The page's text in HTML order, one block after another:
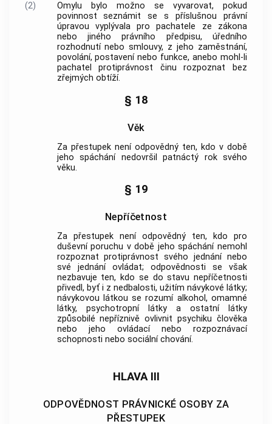
(2)
Omylu bylo možno se vyvarovat, pokud
povinnost seznámit se s příslušnou právní
úpravou vyplývala pro pachatele ze zákona
nebo jiného právního předpisu, úředního
rozhodnutí nebo smlouvy, z jeho zaměstnání,
povolání, postavení nebo funkce, anebo mohl-li
pachatel protiprávnost činu rozpoznat bez
zřejmých obtíží.
§ 18
Věk
Za přestupek není odpovědný ten, kdo v době
jeho spáchání nedovršil patnáctý rok svého
věku.
§ 19
Nepříčetnost
Za přestupek není odpovědný ten, kdo pro
duševní poruchu v době jeho spáchání nemohl
rozpoznat protiprávnost svého jednání nebo
své jednání ovládat; odpovědnosti se však
nezbavuje ten, kdo se do stavu nepříčetnosti
přivedl, byť i z nedbalosti, užitím návykové látky;
návykovou látkou se rozumí alkohol, omamné
látky, psychotropní látky a ostatní látky
způsobilé nepříznivě ovlivnit psychiku člověka
nebo jeho ovládací nebo rozpoznávací
schopnosti nebo sociální chování.
HLAVA III
ODPOVĚDNOST PRÁVNICKÉ OSOBY ZA
PŘESTUPEK